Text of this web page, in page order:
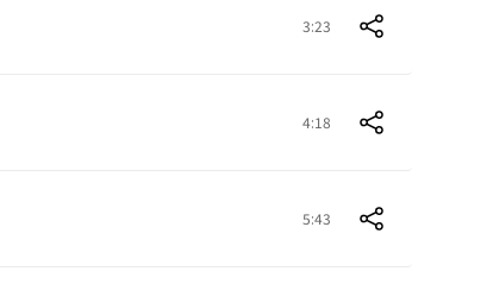
3:23
4:18
5:43